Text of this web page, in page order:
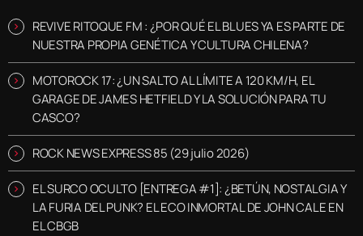
REVIVE RITOQUE FM : ¿POR QUÉ EL BLUES YA ES PARTE DE
NUESTRA PROPIA GENÉTICA Y CULTURA CHILENA?
MOTOROCK 17: ¿UN SALTO AL LÍMITE A 120 KM/H, EL
GARAGE DE JAMES HETFIELD Y LA SOLUCIÓN PARA TU
CASCO?
ROCK NEWS EXPRESS 85 (29 julio 2026)
EL SURCO OCULTO [ENTREGA #1]: ¿BETÚN, NOSTALGIA Y
LA FURIA DEL PUNK? EL ECO INMORTAL DE JOHN CALE EN
EL CBGB